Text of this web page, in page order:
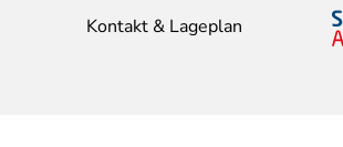
Kontakt & Lageplan